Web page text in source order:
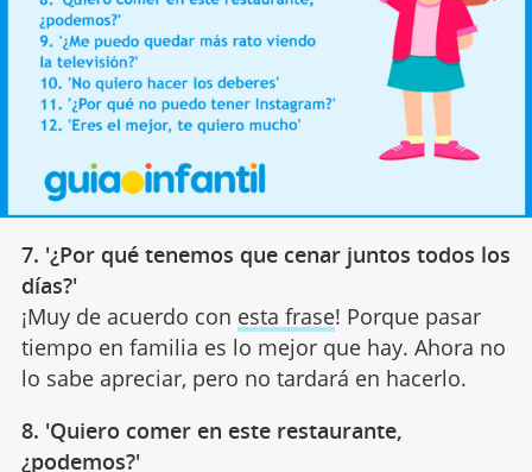
7. '¿Por qué tenemos que cenar juntos todos los
días?'
¡Muy de acuerdo con esta frase! Porque pasar
tiempo en familia es lo mejor que hay. Ahora no
lo sabe apreciar, pero no tardará en hacerlo.
8. 'Quiero comer en este restaurante,
¿podemos?'